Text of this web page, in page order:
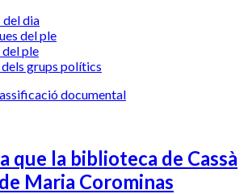
dia
del ple
ple
grups polítics
documental
que la biblioteca de Cassà
Maria Corominas